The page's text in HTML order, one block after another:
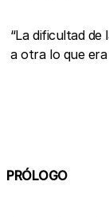
“La dificultad
a otra lo que
PRÓLOGO